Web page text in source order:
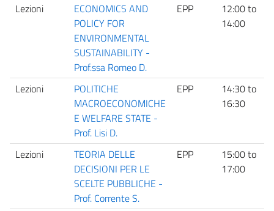
Lezioni
ECONOMICS AND
POLICY FOR
ENVIRONMENTAL
SUSTAINABILITY -
Prof.ssa Romeo D.
EPP 12:00to
14:00
Lezioni
POLITICHE
MACROECONOMICHE
E WELFARE STATE -
Prof. Lisi D.
EPP 14:30to
16:30
Lezioni
TEORIA DELLE
DECISIONI PER LE
SCELTE PUBBLICHE -
Prof. Corrente S.
EPP 15:00to
17:00